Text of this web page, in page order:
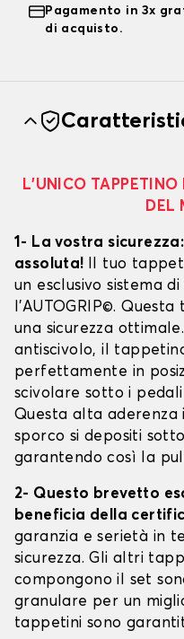
Pagamento in 3x
di acquisto.
L’UNICO
DEL
1- La vostra
assoluta! Il tuo
un esclusivo sistema
l’AUTOGRIP©.
una sicurezza
antiscivolo, il
perfettamente in
scivolare sotto i
Questa alta aderenza
sporco si depositi
garantendo così la
2- Questo brevetto
beneficia della
garanzia e serietà in
sicurezza. Gli altri
compongono il set
granulare per un
tappetini sono